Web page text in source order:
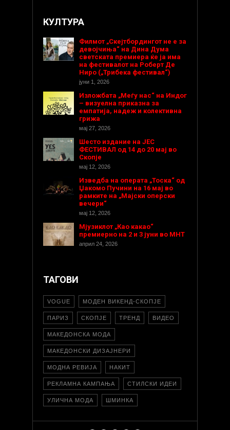
КУЛТУРА
Филмот „Скејтбордингот не е за
девојчиња“ на Дина Дума
светската премиера ќе ја има
на фестивалот на Роберт Де
Ниро („Трибека фестивал“)
јуни 1, 2026
Изложбата „Меѓу нас“ на Индог
– визуелна приказна за
емпатија, надеж и колективна
грижа
мај 27, 2026
Шесто издание на ЈЕС
ФЕСТИВАЛ од 14 до 20 мај во
Скопје
мај 12, 2026
Изведба на операта „Тоска“ од
Џакомо Пучини на 16 мај во
рамките на „Мајски оперски
вечери“
мај 12, 2026
Мјузиклот „Као какао“
премиерно на 2 и 3 јуни во МНТ
април 24, 2026
ТАГОВИ
VOGUE МОДЕН ВИКЕНД-СКОПЈЕ
ПАРИЗ СКОПЈЕ ТРЕНД ВИДЕО
МАКЕДОНСКА МОДА
МАКЕДОНСКИ ДИЗАЈНЕРИ
МОДНА РЕВИЈА НАКИТ
РЕКЛАМНА КАМПАЊА СТИЛСКИ ИДЕИ
УЛИЧНА МОДА ШМИНКА